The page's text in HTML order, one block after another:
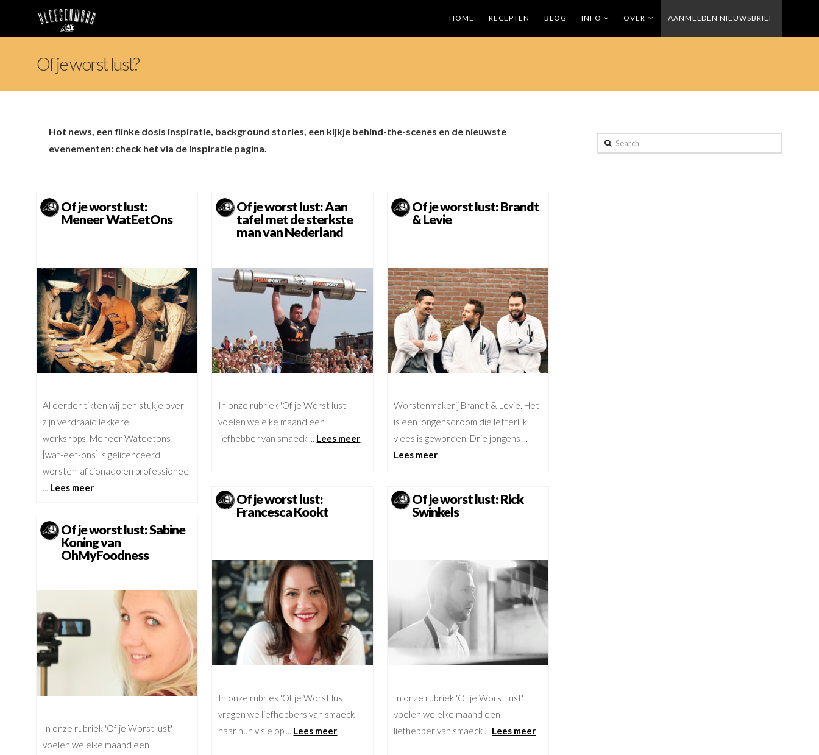
HOME RECEPTEN BLOG INFO OVER AANMELDEN NIEUWSBRIEF
Of je worst lust?
Hot news, een flinke dosis inspiratie, background stories, een kijkje behind-the-scenes en de nieuwste
evenementen: check het via de inspiratie pagina.
Of je worst lust:
Meneer WatEetOns
Al eerder tikten wij een stukje over
zijn verdraaid lekkere
workshops. Meneer Wateetons
[wat-eet-ons] is gelicenceerd
worsten-aficionado en professioneel
... Lees meer
Of je worst lust: Aan
tafel met de sterkste
man van Nederland
In onze rubriek 'Of je Worst lust'
voelen we elke maand een
liefhebber van smaeck ... Lees meer
Of je worst lust: Brandt
& Levie
Worstenmakerij Brandt & Levie. Het
is een jongensdroom die letterlijk
vlees is geworden. Drie jongens ...
Lees meer
Of je worst lust:
Francesca Kookt
In onze rubriek 'Of je Worst lust'
vragen we liefhebbers van smaeck
naar hun visie op ... Lees meer
Of je worst lust: Rick
Swinkels
In onze rubriek 'Of je Worst lust'
voelen we elke maand een
liefhebber van smaeck ... Lees meer
Of je worst lust: Sabine
Koning van
OhMyFoodness
In onze rubriek 'Of je Worst lust'
voelen we elke maand een
Search